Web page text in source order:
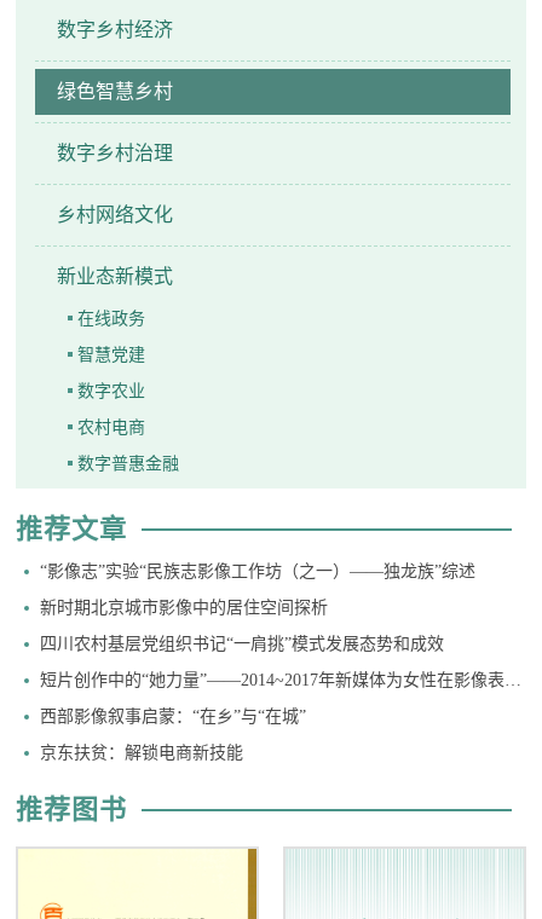
数字乡村经济
绿色智慧乡村
数字乡村治理
乡村网络文化
新业态新模式
在线政务
智慧党建
数字农业
农村电商
数字普惠金融
推荐文章
“影像志”实验“民族志影像工作坊（之一）——独龙族”综述
新时期北京城市影像中的居住空间探析
四川农村基层党组织书记“一肩挑”模式发展态势和成效
西部影像叙事启蒙：“在乡”与“在城”
京东扶贫：解锁电商新技能
推荐图书